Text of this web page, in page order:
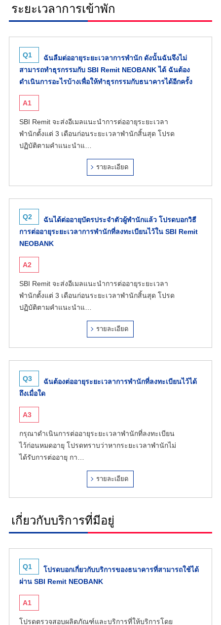
ระยะเวลาการเข้าพัก
Q1
ฉันลืมต่ออายุระยะเวลาการพำนัก ดังนั้นฉันจึงไม่
สามารถทำธุรกรรมกับ SBI Remit NEOBANK ได้ ฉันต้อง
ดำเนินการอะไรบ้างเพื่อให้ทำธุรกรรมกับธนาคารได้อีกครั้ง
A1
SBI Remit จะส่งอีเมลแนะนำการต่ออายุระยะเวลา
พำนักตั้งแต่ 3 เดือนก่อนระยะเวลาพำนักสิ้นสุด โปรด
ปฏิบัติตามคำแนะนำแ…
รายละเอียด
Q2
ฉันได้ต่ออายุบัตรประจำตัวผู้พำนักแล้ว โปรดบอกวิธี
การต่ออายุระยะเวลาการพำนักที่ลงทะเบียนไว้ใน SBI Remit
NEOBANK
A2
SBI Remit จะส่งอีเมลแนะนำการต่ออายุระยะเวลา
พำนักตั้งแต่ 3 เดือนก่อนระยะเวลาพำนักสิ้นสุด โปรด
ปฏิบัติตามคำแนะนำแ…
รายละเอียด
Q3
ฉันต้องต่ออายุระยะเวลาการพำนักที่ลงทะเบียนไว้ได้
ถึงเมื่อใด
A3
กรุณาดำเนินการต่ออายุระยะเวลาพำนักที่ลงทะเบียน
ไว้ก่อนหมดอายุ โปรดทราบว่าหากระยะเวลาพำนักไม่
ได้รับการต่ออายุ กา…
รายละเอียด
เกี่ยวกับบริการที่มีอยู่
Q1
โปรดบอกเกี่ยวกับบริการของธนาคารที่สามารถใช้ได้
ผ่าน SBI Remit NEOBANK
A1
โปรดตรวจสอบผลิตภัณฑ์และบริการที่ให้บริการโดย